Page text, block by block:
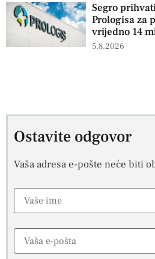
Segro
Prologisa za
vrijedno 14
5.8.2026
Ostavite odgovor
Vaša adresa e-pošte neće biti